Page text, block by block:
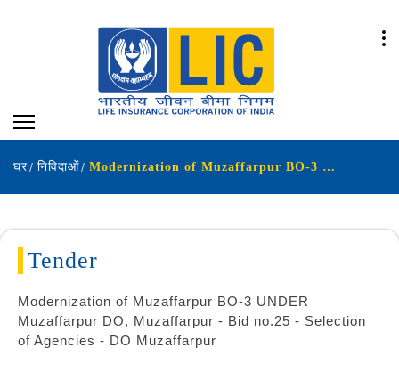
घर निविदाओं Modernization of Muzaffarpur BO-3 UNDER Muzaffarpur DO Muzaffarpur - Bid no 25 - Selection of Agencies - DO Muzaffarpur
Tender
Modernization of Muzaffarpur BO-3 UNDER
Muzaffarpur DO, Muzaffarpur - Bid no.25 - Selection
of Agencies - DO Muzaffarpur